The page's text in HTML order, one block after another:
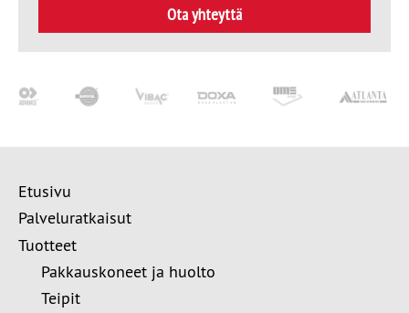
Ota yhteyttä
Etusivu
Palveluratkaisut
Tuotteet
Pakkauskoneet ja huolto
Teipit